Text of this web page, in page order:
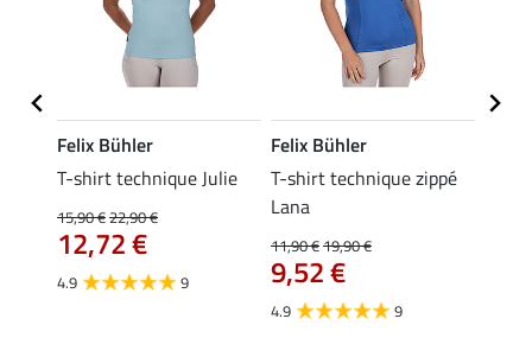
Felix Bühler
T-shirt technique Julie
15,90 €22,90 €
12,72 €
4.9 9
Felix Bühler
T-shirt technique zippé
Lana
11,90 €19,90 €
9,52 €
4.9 9